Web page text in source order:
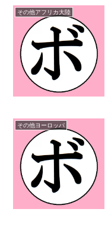
その他アフリカ大陸
その他ヨーロッパ